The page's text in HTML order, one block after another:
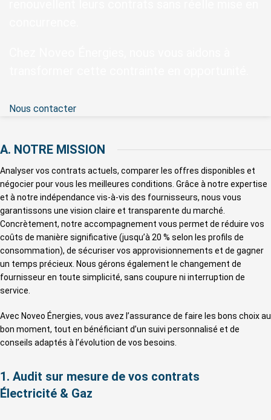
Nous contacter
A. NOTRE MISSION
Analyser vos contrats actuels, comparer les offres disponibles et
négocier pour vous les meilleures conditions. Grâce à notre expertise
et à notre indépendance vis-à-vis des fournisseurs, nous vous
garantissons une vision claire et transparente du marché.
Concrètement, notre accompagnement vous permet de réduire vos
coûts de manière significative (jusqu’à 20 % selon les profils de
consommation), de sécuriser vos approvisionnements et de gagner
un temps précieux. Nous gérons également le changement de
fournisseur en toute simplicité, sans coupure ni interruption de
service.
Avec Noveo Énergies, vous avez l’assurance de faire les bons choix au
bon moment, tout en bénéficiant d’un suivi personnalisé et de
conseils adaptés à l’évolution de vos besoins.
1. Audit sur mesure de vos contrats
Électricité & Gaz